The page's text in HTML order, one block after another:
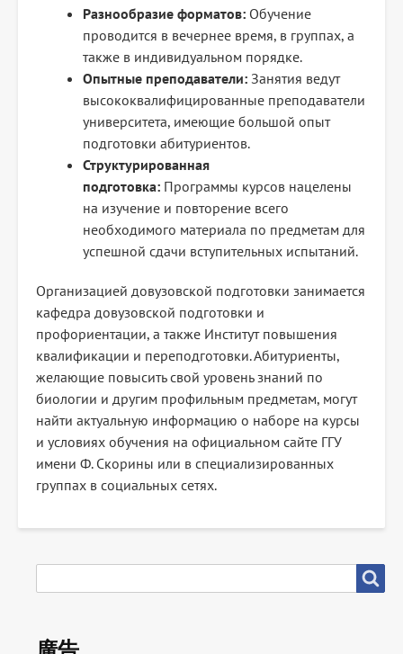
Разнообразие форматов: Обучение
проводится в вечернее время, в группах, а
также в индивидуальном порядке.
Опытные преподаватели: Занятия ведут
высококвалифицированные преподаватели
университета, имеющие большой опыт
подготовки абитуриентов.
Структурированная
подготовка: Программы курсов нацелены
на изучение и повторение всего
необходимого материала по предметам для
успешной сдачи вступительных испытаний.
Организацией довузовской подготовки занимается
кафедра довузовской подготовки и
профориентации, а также Институт повышения
квалификации и переподготовки. Абитуриенты,
желающие повысить свой уровень знаний по
биологии и другим профильным предметам, могут
найти актуальную информацию о наборе на курсы
и условиях обучения на официальном сайте ГГУ
имени Ф. Скорины или в специализированных
группах в социальных сетях.
尋